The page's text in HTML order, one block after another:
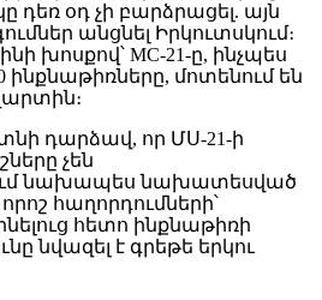
օդ չի բարձրացել. այն
անցնել Իրկուտսկում։
խոսքով՝ МС-21-ը, ինչպես
ինքնաթիռները, մոտենում են
դարձավ, որ ՄՍ-21-ի
չեն
նախապես նախատեսված
հաղորդումների՝
հետո ինքնաթիռի
նվազել է գրեթե երկու